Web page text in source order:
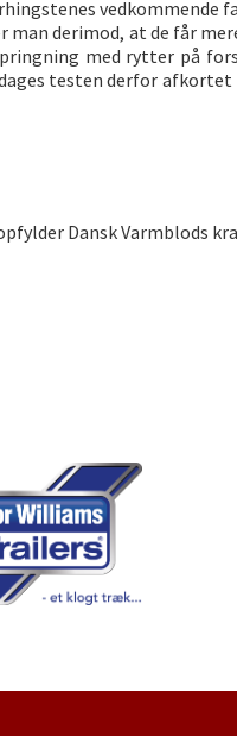
vedkommende
derimod, at de får
med rytter på
testen derfor
Dansk Varmblods